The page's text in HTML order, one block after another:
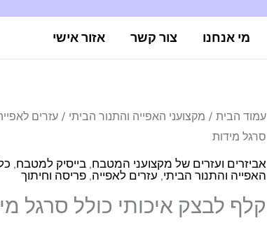
מי אנחנו צור קשר אזור אישי
עמוד הבית / מקצועני האפייה והתנור הביתי / עזרים
סרגל מידות
אביזרים ועזרים של מקצועני המטבח, בייסיק למטבח,
האפייה והתנור הביתי, עזרים לאפייה, פריסה וחיתוך
קלף לבצק איכותי כולל סרגל
המחיר
המקורי
₪49.
המחיר
הנוכחי
הוא:
₪29.
כמות
של
קלף
לבצק
איכותי